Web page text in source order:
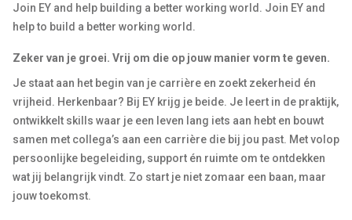
Join EY and help building a better working world. Join EY and
help to build a better working world.
Zeker van je groei. Vrij om die op jouw manier vorm te geven.
Je staat aan het begin van je carrière en zoekt zekerheid én
vrijheid. Herkenbaar? Bij EY krijg je beide. Je leert in de praktijk,
ontwikkelt skills waar je een leven lang iets aan hebt en bouwt
samen met collega’s aan een carrière die bij jou past. Met volop
persoonlijke begeleiding, support én ruimte om te ontdekken
wat jij belangrijk vindt. Zo start je niet zomaar een baan, maar
jouw toekomst.